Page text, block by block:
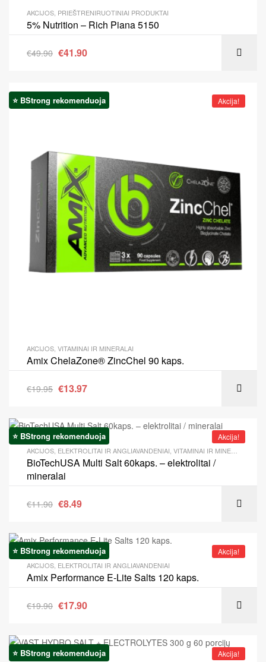
AKCIJOS PRIEŠTRENIRUOTINIAI PRODUKTAI
5% Nutrition – Rich Piana 5150
€49.90 €41.90
⭐ BStrong rekomenduoja Akcija!
AKCIJOS VITAMINAI IR MINERALAI
Amix ChelaZone® ZincChel 90 kaps.
€19.95 €13.97
⭐ BStrong rekomenduoja Akcija!
AKCIJOS ELEKTROLITAI IR ANGLIAVANDENIAI VITAMINAI IR MINERALAI
BioTechUSA Multi Salt 60kaps. – elektrolitai /
mineralai
€11.90 €8.49
⭐ BStrong rekomenduoja Akcija!
AKCIJOS, ELEKTROLITAI IR ANGLIAVANDENIAI
Amix Performance E-Lite Salts 120 kaps.
€19.90 €17.90
⭐ BStrong rekomenduoja Akcija!